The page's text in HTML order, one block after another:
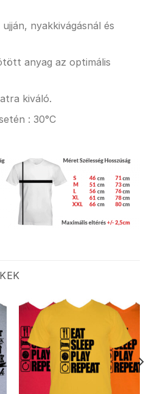
nyakkivágásnál és
anyag az optimális
kiváló.
: 30°C